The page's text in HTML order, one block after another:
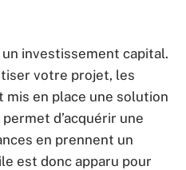
un investissement capital.
votre projet, les
en place une solution
d’acquérir une
en prennent un
est donc apparu pour